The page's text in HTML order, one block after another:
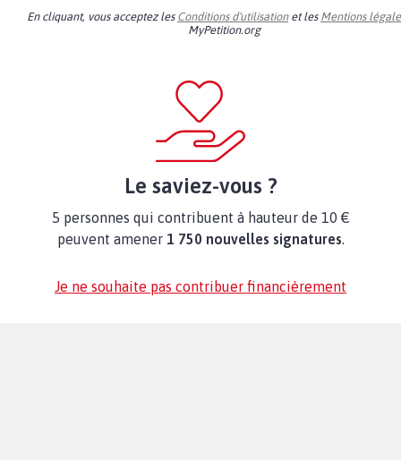
En cliquant, vous acceptez les Conditions d'utilisationet les Mentions
MyPetition.org
Le saviez-vous ?
5 personnes qui contribuent à hauteur de 10 €
peuvent amener 1 750 nouvelles signatures.
Je ne souhaite pas contribuer financièrement